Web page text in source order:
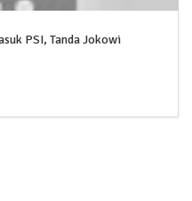
PSI, Tanda Jokowi